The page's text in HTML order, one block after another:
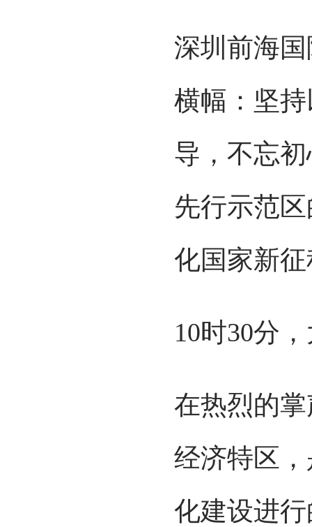
深圳前海
横幅：坚
导，不忘
先行示范
化国家新
10时30分
在热烈的
经济特区
化建设进